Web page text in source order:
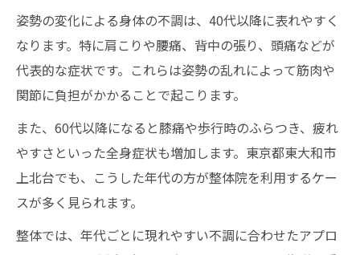
姿勢の変化による身体の不調は、40代以降に表れやすく
なります。特に肩こりや腰痛、背中の張り、頭痛などが
代表的な症状です。これらは姿勢の乱れによって筋肉や
関節に負担がかかることで起こります。
また、60代以降になると膝痛や歩行時のふらつき、疲れ
やすさといった全身症状も増加します。東京都東大和市
上北台でも、こうした年代の方が整体院を利用するケー
スが多く見られます。
整体では、年代ごとに現れやすい不調に合わせたアプロ